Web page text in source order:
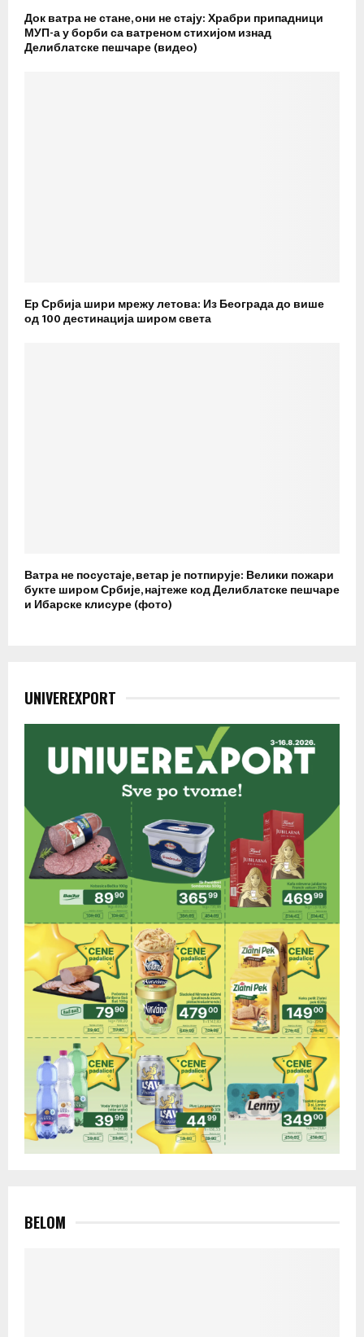
Док ватра не стане, они не стају: Храбри припадници
МУП-а у борби са ватреном стихијом изнад
Делиблатске пешчаре (видео)
Ер Србија шири мрежу летова: Из Београда до више
од 100 дестинација широм света
Ватра не посустаје, ветар је потпирује: Велики пожари
букте широм Србије, најтеже код Делиблатске пешчаре
и Ибарске клисуре (фото)
UNIVEREXPORT
BELOM